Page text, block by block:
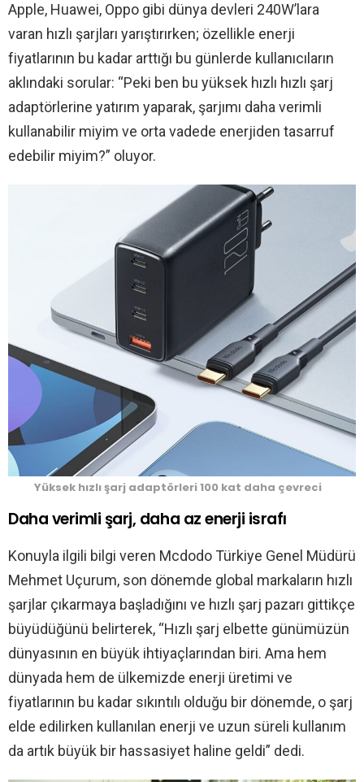
Apple, Huawei, Oppo gibi dünya devleri 240W’lara
varan hızlı şarjları yarıştırırken; özellikle enerji
fiyatlarının bu kadar arttığı bu günlerde kullanıcıların
aklındaki sorular: “Peki ben bu yüksek hızlı hızlı şarj
adaptörlerine yatırım yaparak, şarjımı daha verimli
kullanabilir miyim ve orta vadede enerjiden tasarruf
edebilir miyim?” oluyor.
Yüksek hızlı şarj adaptörleri 100 kat daha çevreci
Daha verimli şarj, daha az enerji israfı
Konuyla ilgili bilgi veren Mcdodo Türkiye Genel Müdürü
Mehmet Uçurum, son dönemde global markaların hızlı
şarjlar çıkarmaya başladığını ve hızlı şarj pazarı gittikçe
büyüdüğünü belirterek, “Hızlı şarj elbette günümüzün
dünyasının en büyük ihtiyaçlarından biri. Ama hem
dünyada hem de ülkemizde enerji üretimi ve
fiyatlarının bu kadar sıkıntılı olduğu bir dönemde, o şarj
elde edilirken kullanılan enerji ve uzun süreli kullanım
da artık büyük bir hassasiyet haline geldi” dedi.